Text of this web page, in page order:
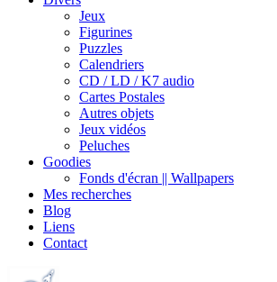
Jeux
Figurines
Puzzles
Calendriers
CD / LD / K7 audio
Cartes Postales
Autres objets
Jeux vidéos
Peluches
Goodies
Fonds d'écran || Wallpapers
Mes recherches
Blog
Liens
Contact